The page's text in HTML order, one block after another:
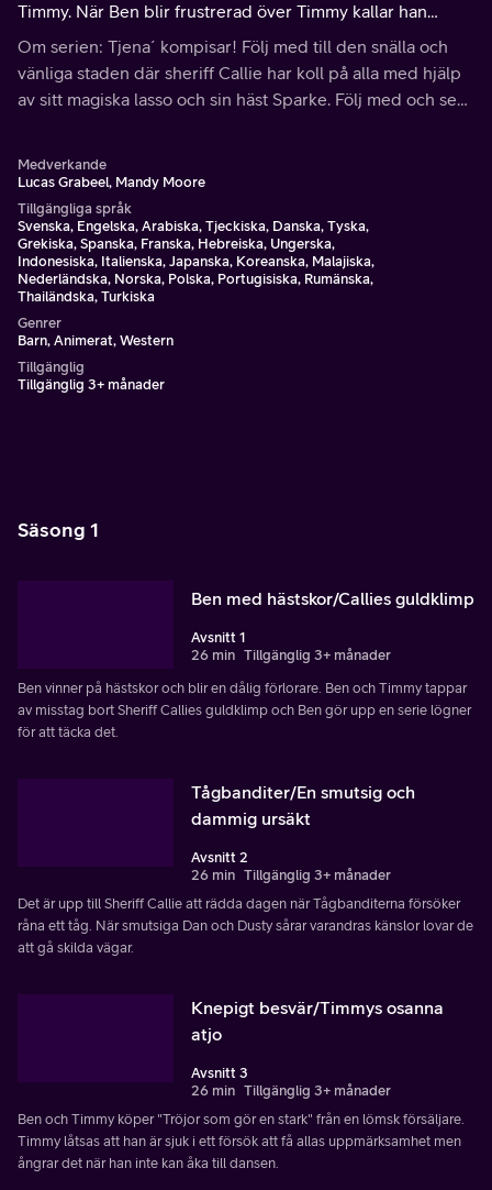
Timmy. När Ben blir frustrerad över Timmy kallar han
Timmy ett fult namn.
Om serien: Tjena´ kompisar! Följ med till den snälla och
vänliga staden där sheriff Callie har koll på alla med hjälp
av sitt magiska lasso och sin häst Sparke. Följ med och se
Medverkande
Lucas Grabeel, Mandy Moore
Tillgängliga språk
Svenska, Engelska, Arabiska, Tjeckiska, Danska, Tyska,
Grekiska, Spanska, Franska, Hebreiska, Ungerska,
Indonesiska, Italienska, Japanska, Koreanska, Malajiska,
Nederländska, Norska, Polska, Portugisiska, Rumänska,
Thailändska, Turkiska
Genrer
Barn, Animerat, Western
Tillgänglig
Tillgänglig 3+ månader
Säsong 1
Ben med hästskor/Callies guldklimp
Avsnitt 1
26 min Tillgänglig 3+ månader
Ben vinner på hästskor och blir en dålig förlorare. Ben och Timmy tappar
av misstag bort Sheriff Callies guldklimp och Ben gör upp en serie lögner
för att täcka det.
Tågbanditer/En smutsig och
dammig ursäkt
Avsnitt 2
26 min Tillgänglig 3+ månader
Det är upp till Sheriff Callie att rädda dagen när Tågbanditerna försöker
råna ett tåg. När smutsiga Dan och Dusty sårar varandras känslor lovar de
att gå skilda vägar.
Knepigt besvär/Timmys osanna
atjo
Avsnitt 3
26 min Tillgänglig 3+ månader
Ben och Timmy köper "Tröjor som gör en stark" från en lömsk försäljare.
Timmy låtsas att han är sjuk i ett försök att få allas uppmärksamhet men
ångrar det när han inte kan åka till dansen.